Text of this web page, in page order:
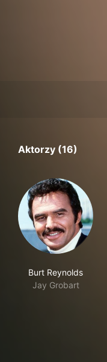
Aktorzy (16)
Burt Reynolds
Jay Grobart